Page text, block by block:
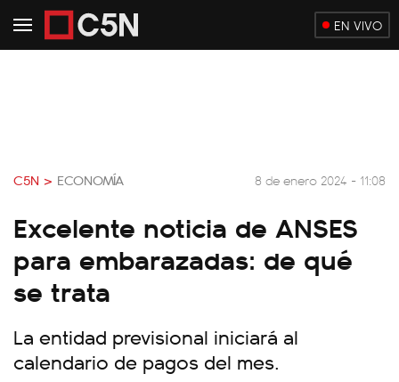
EN VIVO
C5N > ECONOMÍA 8 de enero 2024 - 11:08
Excelente noticia de ANSES
para embarazadas: de qué
se trata
La entidad previsional iniciará al
calendario de pagos del mes.